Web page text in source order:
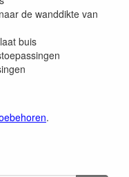
de wanddikte van
buis
.